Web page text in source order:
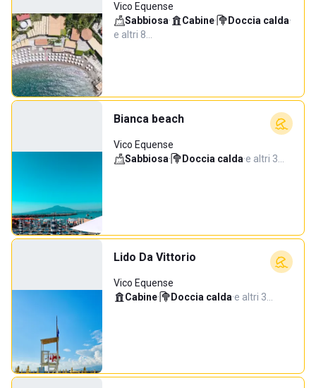
Vico Equense
Sabbiosa· Cabine· Doccia calda·
e altri 8…
Bianca beach
Vico Equense
Sabbiosa· Doccia calda·e altri 3…
Lido Da Vittorio
Vico Equense
Cabine· Doccia calda·e altri 3…